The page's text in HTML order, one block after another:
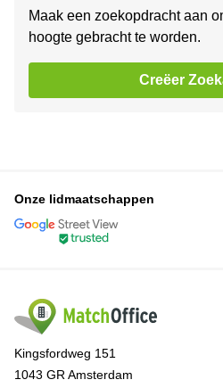
Maak een zoekopdracht aan
hoogte gebracht te worden.
Creëer
Onze lidmaatschappen
Kingsfordweg 151
1043 GR Amsterdam